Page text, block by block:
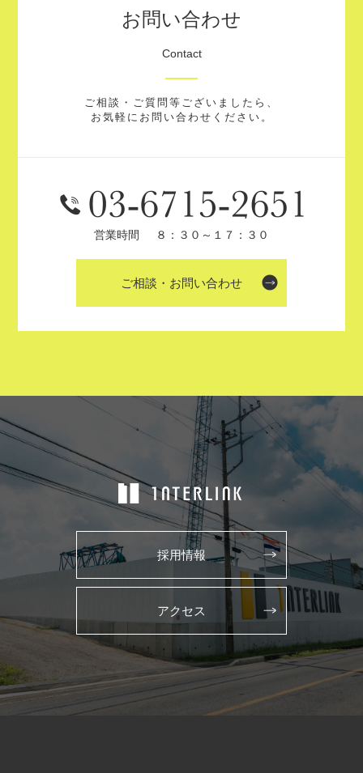
お問い合わせ
Contact
ご相談・ご質問等ございましたら、
お気軽にお問い合わせください。
営業時間 ８：３０～１７：３０
ご相談・お問い合わせ
採用情報
アクセス